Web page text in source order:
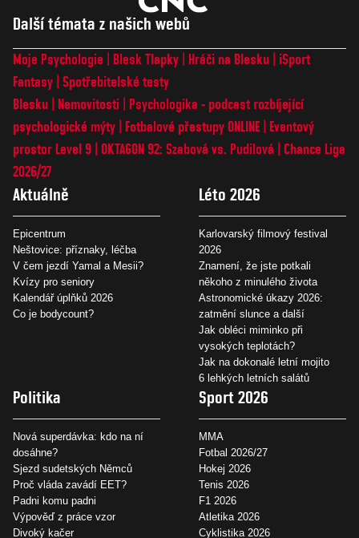
Další témata z našich webů
Moje Psychologie Blesk Tlapky Hráči na Blesku
iSport
Fantasy Spotřebitelské testy
Blesku
Nemovitosti
Psychologika - podcast rozbíjející
psychologické mýty
Fotbalové přestupy ONLINE
Eventový
prostor Level 9 OKTAGON 92: Szabová vs. Pudilová
Chance Liga
2026/27
Aktuálně
Epicentrum
Neštovice: příznaky, léčba
V čem jezdí Yamal a Mesii?
Kvízy pro seniory
Kalendář úplňků 2026
Co je bodycount?
Léto 2026
Karlovarský filmový festival
2026
Znamení, že jste potkali
někoho z minulého života
Astronomické úkazy 2026:
zatmění slunce a další
Jak obléci miminko při
vysokých teplotách?
Jak na dokonalé letní mojito
6 lehkých letních salátů
Politika
Nová superdávka: kdo na ní
dosáhne?
Sjezd sudetských Němců
Proč vláda zavádí EET?
Padni komu padni
Výpověď z práce vzor
Divoký kačer
Sport 2026
MMA
Fotbal 2026/27
Hokej 2026
Tenis 2026
F1 2026
Atletika 2026
Cyklistika 2026